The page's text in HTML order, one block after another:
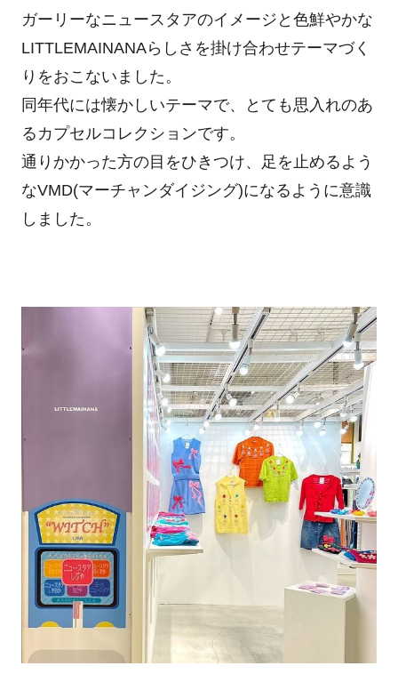
ガーリーなニュースタアのイメージと色鮮やかな
LITTLEMAINANAらしさを掛け合わせテーマづく
りをおこないました。
同年代には懐かしいテーマで、とても思入れのあ
るカプセルコレクションです。
通りかかった方の目をひきつけ、足を止めるよう
なVMD(マーチャンダイジング)になるように意識
しました。